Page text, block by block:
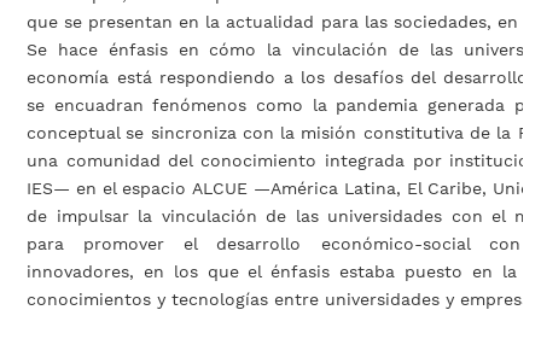
que se presentan en la actualidad para las sociedades, en
Se hace énfasis en cómo la vinculación de las
economía está respondiendo a los desafíos del
se encuadran fenómenos como la pandemia generada
conceptual se sincroniza con la misión constitutiva de la
una comunidad del conocimiento integrada por
IES— en el espacio ALCUE —América Latina, El Caribe,
de impulsar la vinculación de las universidades con el
para promover el desarrollo económico-social con
innovadores, en los que el énfasis estaba puesto en la
conocimientos y tecnologías entre universidades y